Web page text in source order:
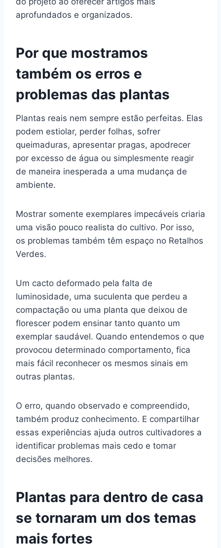
aprofundados e organizados.
Por que mostramos
também os erros e
problemas das plantas
Plantas reais nem sempre estão perfeitas. Elas
podem estiolar, perder folhas, sofrer
queimaduras, apresentar pragas, apodrecer
por excesso de água ou simplesmente reagir
de maneira inesperada a uma mudança de
ambiente.
Mostrar somente exemplares impecáveis criaria
uma visão pouco realista do cultivo. Por isso,
os problemas também têm espaço no Retalhos
Verdes.
Um cacto deformado pela falta de
luminosidade, uma suculenta que perdeu a
compactação ou uma planta que deixou de
florescer podem ensinar tanto quanto um
exemplar saudável. Quando entendemos o que
provocou determinado comportamento, fica
mais fácil reconhecer os mesmos sinais em
outras plantas.
O erro, quando observado e compreendido,
também produz conhecimento. E compartilhar
essas experiências ajuda outros cultivadores a
identificar problemas mais cedo e tomar
decisões melhores.
Plantas para dentro de casa
se tornaram um dos temas
mais fortes